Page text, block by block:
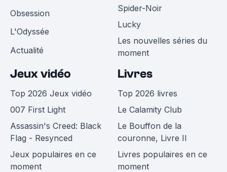
Obsession
L'Odyssée
Actualité
Spider-Noir
Lucky
Les nouvelles séries du
moment
Jeux vidéo
Top 2026 Jeux vidéo
007 First Light
Assassin's Creed: Black
Flag - Resynced
Jeux populaires en ce
moment
Livres
Top 2026 livres
Le Calamity Club
Le Bouffon de la
couronne, Livre II
Livres populaires en ce
moment